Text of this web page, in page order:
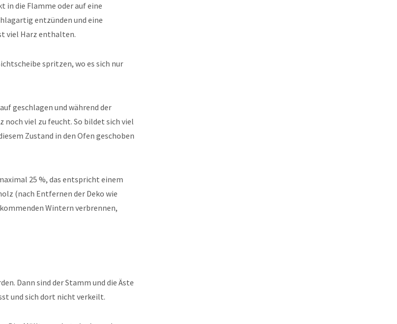
in die Flamme oder auf eine
entzünden und eine
viel Harz enthalten.
spritzen, wo es sich nur
geschlagen und während der
noch viel zu feucht. So bildet sich viel
Zustand in den Ofen geschoben
25 %, das entspricht einem
(nach Entfernen der Deko wie
Wintern verbrennen,
Dann sind der Stamm und die Äste
und sich dort nicht verkeilt.